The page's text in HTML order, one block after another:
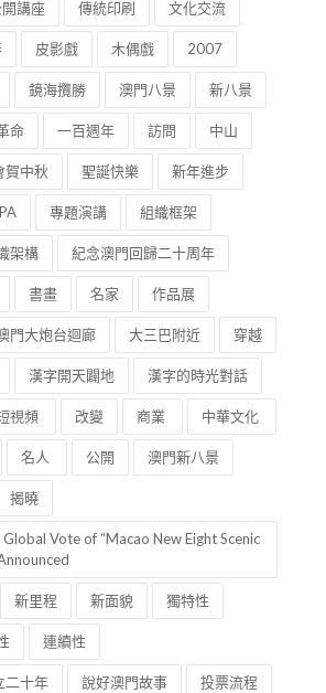
講座 傳統印刷 文化交流
皮影戲 木偶戲 2007
鏡海攬勝 澳門八景 新八景
命 一百週年 訪問 中山
賀中秋 聖誕快樂 新年進步
專題演講 組織框架
架構 紀念澳門回歸二十周年
書畫 名家 作品展
門大炮台迴廊 大三巴附近 穿越
漢字開天闢地 漢字的時光對話
視頻 改變 商業 中華文化
名人 公開 澳門新八景
揭曉
Vote of “Macao New Eight Scenic
新里程 新面貌 獨特性
連續性
二十年 說好澳門故事 投票流程